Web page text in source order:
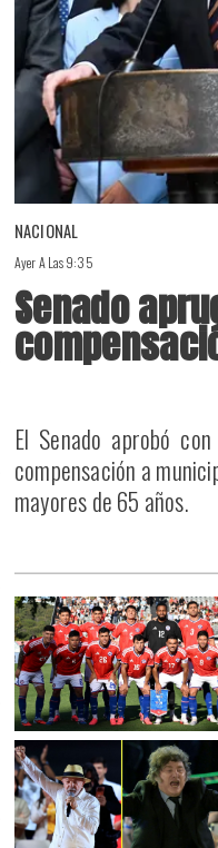
NACIONAL
Ayer A Las 9:35
Senado
El Senado aprobó
compensación a
mayores de 65 años.